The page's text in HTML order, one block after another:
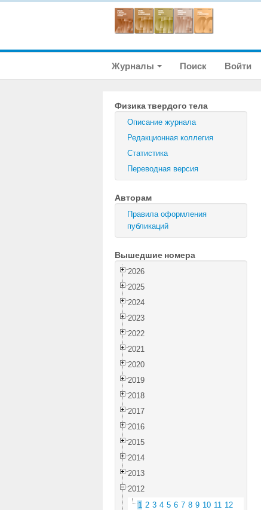
Журналы Поиск Войти
Физика твердого тела
Описание журнала
Редакционная коллегия
Статистика
Переводная версия
Авторам
Правила оформления
публикаций
Вышедшие номера
2026
2025
2024
2023
2022
2021
2020
2019
2018
2017
2016
2015
2014
2013
2012
1 2 3 4 5 6 7 8 9 10 11 12